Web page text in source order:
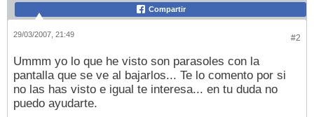
Compartir
#2
29/03/2007, 21:49
Ummm yo lo que he visto son parasoles con la
pantalla que se ve al bajarlos... Te lo comento por si
no las has visto e igual te interesa... en tu duda no
puedo ayudarte.